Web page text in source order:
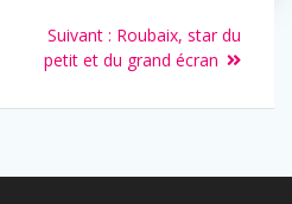
Suivant : Roubaix, star du
petit et du grand écran